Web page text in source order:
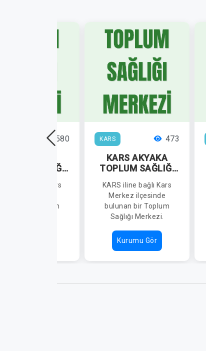
580
SAĞLIĞI
iline bağlı Kars
bir Toplum
KARS 473
KARS AKYAKA
TOPLUM SAĞLIĞI
KARS iline bağlı Kars
Merkez ilçesinde
bulunan bir Toplum
Sağlığı Merkezi.
Kurumu Gör